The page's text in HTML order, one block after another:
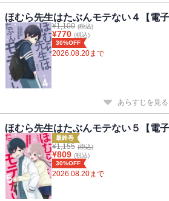
ほむら先生はたぶんモテない４【電子
¥1,100 (税込)
¥770 (税込)
30%OFF
2026.08.20まで
あらすじを見る
ほむら先生はたぶんモテない５【電子
最終巻
¥1,155 (税込)
¥809 (税込)
30%OFF
2026.08.20まで